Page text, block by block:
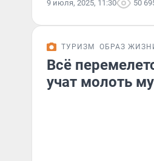
9 июля, 2025, 11:30 50
ТУРИЗМ ОБРАЗ
Всё
учат молоть